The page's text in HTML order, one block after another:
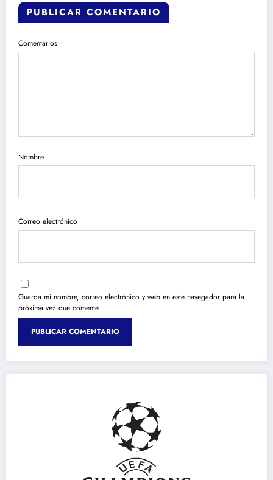
PUBLICAR COMENTARIO
Comentarios
Nombre
Correo electrónico
Guarda mi nombre, correo electrónico y web en este navegador para la
próxima vez que comente.